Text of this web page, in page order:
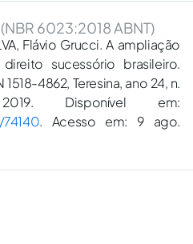
(NBR 6023:2018 ABNT)
Flávio Grucci. A ampliação
sucessório brasileiro.
1518-4862, Teresina, ano 24, n.
Disponível em:
. Acesso em: 9 ago.